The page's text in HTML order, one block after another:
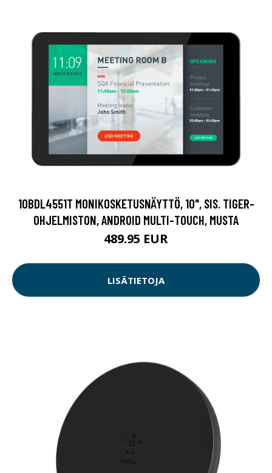
10BDL4551T MONIKOSKETUSNÄYTTÖ, 10", SIS. TIGER-
OHJELMISTON, ANDROID MULTI-TOUCH, MUSTA
489.95 EUR
LISÄTIETOJA